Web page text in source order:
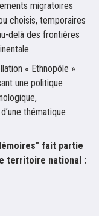
migratoires
choisis, temporaires
delà des frontières
« Ethnopôle »
une politique
thématique
fait partie
territoire national :